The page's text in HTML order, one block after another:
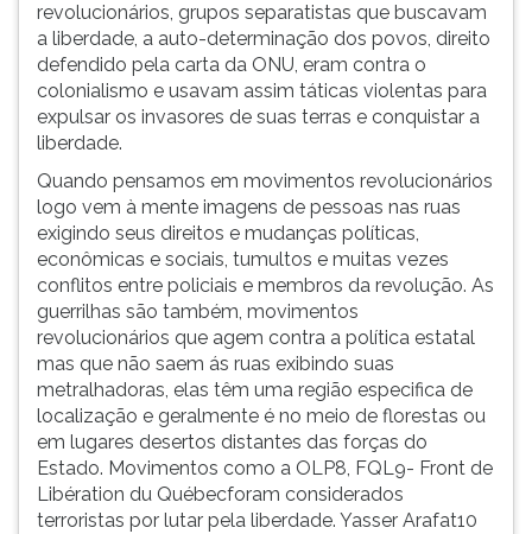
revolucionários, grupos separatistas que buscavam
a liberdade, a auto-determinação dos povos, direito
defendido pela carta da ONU, eram contra o
colonialismo e usavam assim táticas violentas para
expulsar os invasores de suas terras e conquistar a
liberdade.
Quando pensamos em movimentos revolucionários
logo vem à mente imagens de pessoas nas ruas
exigindo seus direitos e mudanças políticas,
econômicas e sociais, tumultos e muitas vezes
conflitos entre policiais e membros da revolução. As
guerrilhas são também, movimentos
revolucionários que agem contra a política estatal
mas que não saem ás ruas exibindo suas
metralhadoras, elas têm uma região especifica de
localização e geralmente é no meio de florestas ou
em lugares desertos distantes das forças do
Estado. Movimentos como a OLP8, FQL9- Front de
Libération du Québecforam considerados
terroristas por lutar pela liberdade. Yasser Arafat10